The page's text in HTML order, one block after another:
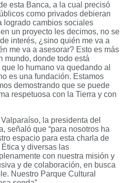
esta Banca, a la cual precisó
como privados debieran
logrado cambios sociales
un proyecto les decimos, no se
interés, ¿sino quién me va a
me va a asesorar? Esto es más
mundo, donde todo está
lo humano va quedando al
es una fundación. Estamos
demostrando que se puede
respetuosa con la Tierra y con
la presidenta del
señaló que “para nosotros ha
espacio para esta charla de
y diversas las
con nuestra misión y
y de colaboración, en busca
Nuestro Parque Cultural